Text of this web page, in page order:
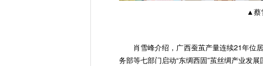
▲蔡
肖雪峰介绍，广西蚕茧产量连续21年位
务部等七部门启动“东绸西固”茧丝绸产业发